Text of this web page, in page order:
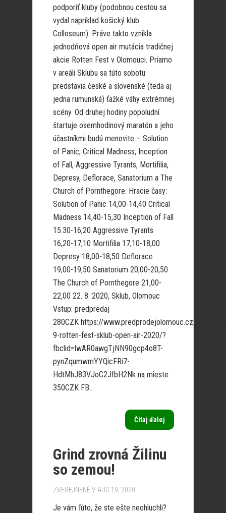
podporiť kluby (podobnou cestou sa
vydal napríklad košický klub
Colloseum). Práve takto vznikla
jednodňová open air mutácia tradičnej
akcie Rotten Fest v Olomouci. Priamo
v areáli Sklubu sa túto sobotu
predstavia české a slovenské (teda aj
jedna rumunská) ťažké váhy extrémnej
scény. Od druhej hodiny popoludní
štartuje osemhodinový maratón a jeho
účastníkmi budú menovite – Solution
of Panic, Critical Madness, Inception
of Fall, Aggressive Tyrants, Mortifilia,
Depresy, Deflorace, Sanatorium a The
Church of Pornthegore. Hracie časy:
Solution of Panic 14,00-14,40 Critical
Madness 14,40-15,30 Inception of Fall
15.30-16,20 Aggressive Tyrants
16,20-17,10 Mortifilia 17,10-18,00
Depresy 18,00-18,50 Deflorace
19,00-19,50 Sanatorium 20,00-20,50
The Church of Pornthegore 21,00-
22,00 22. 8. 2020, Sklub, Olomouc
Vstup: predpredaj
280CZK https://www.predprodejolomouc.cz/produkt/
9-rotten-fest-sklub-open-air-2020/?
fbclid=IwAR0awgTjNN90gcp4o8T-
pynZqumwmYYQicFRi7-
HdtMhJ83VJoC2JfbH2Nk na mieste
350CZK FB...
Čítaj ďalej
Grind zrovná Žilinu
so zemou!
ZVEREJNENÉ V AUG 19, 2020
Je vám ľúto, že ste ešte neohluchli?